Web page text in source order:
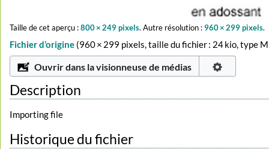
Taille de cet aperçu :800 × 249 pixels.Autre résolution :960 × 299 pixels.
Fichier d’origine (960 × 299 pixels, taille du fichier : 24 kio, type
Ouvrir dans la visionneuse de médias
Description
Importing file
Historique du fichier